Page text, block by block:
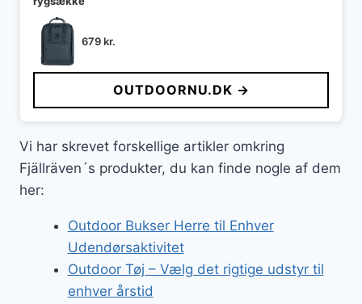
679kr.
OUTDOORNU.DK →
Vi har skrevet forskellige artikler omkring
Fjällräven´s produkter, du kan finde nogle af dem
her:
Outdoor Bukser Herre til Enhver
Udendørsaktivitet
Outdoor Tøj – Vælg det rigtige udstyr til
enhver årstid